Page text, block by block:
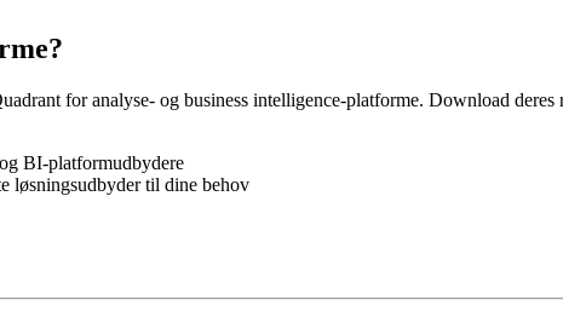
for analyse- og business intelligence-platforme. Download
BI-platformudbydere
løsningsudbyder til dine behov